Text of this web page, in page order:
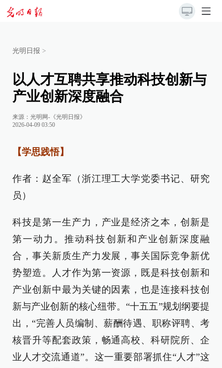
光明日报 >
以人才互聘共享推动科技创新与
产业创新深度融合
来源： 光明网-《光明日报》
2026-04-09 03:50
【学思践悟】
作者：赵全军（浙江理工大学党委书记、研究
员）
科技是第一生产力，产业是经济之本，创新是
第一动力。推动科技创新和产业创新深度融
合，事关新质生产力发展，事关国际竞争新优
势塑造。人才作为第一资源，既是科技创新和
产业创新中最为关键的因素，也是连接科技创
新与产业创新的核心纽带。“十五五”规划纲要提
出，“完善人员编制、薪酬待遇、职称评聘、考
核晋升等配套政策，畅通高校、科研院所、企
业人才交流通道”。这一重要部署抓住“人才”这